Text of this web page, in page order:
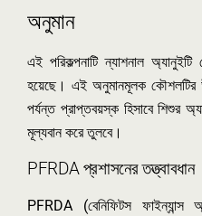
অনুমান
এই পরিকল্পনাটি ন্যাশনাল
হয়েছে। এই অনুমানমূলক কৌশলটির
পর্যন্ত প্রাপ্তবয়স্ক হিসাবে শিশুর
মূল্যবান করে তুলবে।
PFRDA প্রশাসনের তত্ত্বাবধান
PFRDA (বেনিফিটস ফাইন্যান্স